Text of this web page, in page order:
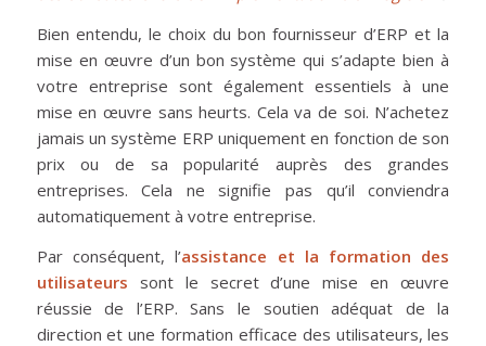
Bien entendu, le choix du bon fournisseur d’ERP et la
mise en œuvre d’un bon système qui s’adapte bien à
votre entreprise sont également essentiels à une
mise en œuvre sans heurts. Cela va de soi. N’achetez
jamais un système ERP uniquement en fonction de son
prix ou de sa popularité auprès des grandes
entreprises. Cela ne signifie pas qu’il conviendra
automatiquement à votre entreprise.
Par conséquent, l’assistance et la formation des
utilisateurs sont le secret d’une mise en œuvre
réussie de l’ERP. Sans le soutien adéquat de la
direction et une formation efficace des utilisateurs, les